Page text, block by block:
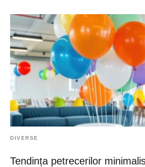
DIVERSE
Tendința petrecerilor